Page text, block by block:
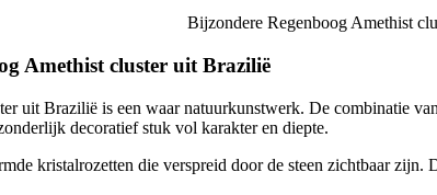
Amethist cluster uit Brazilië
uit Brazilië is een waar natuurkunstwerk. De combinatie
decoratief stuk vol karakter en diepte.
kristalrozetten die verspreid door de steen zichtbaar zijn.